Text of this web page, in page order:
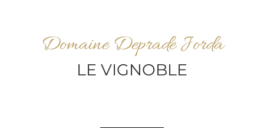
Domaine Deprade Jorda
LE VIGNOBLE